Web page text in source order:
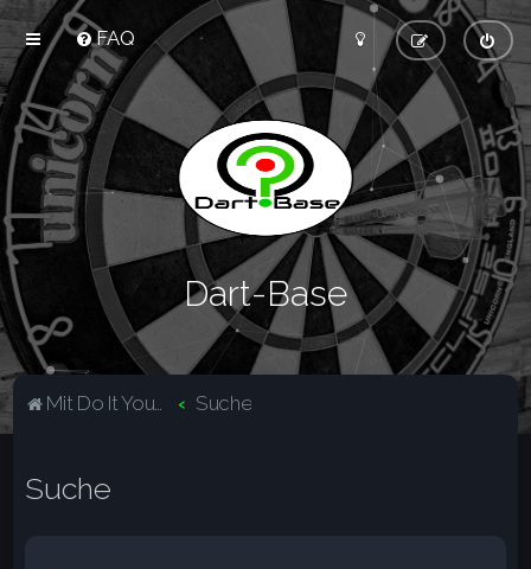
FAQ
Dart-Base
Mit Do It Yourself sparst du Geld und schaffst zugleich was dir gefällt. Suche
Suche